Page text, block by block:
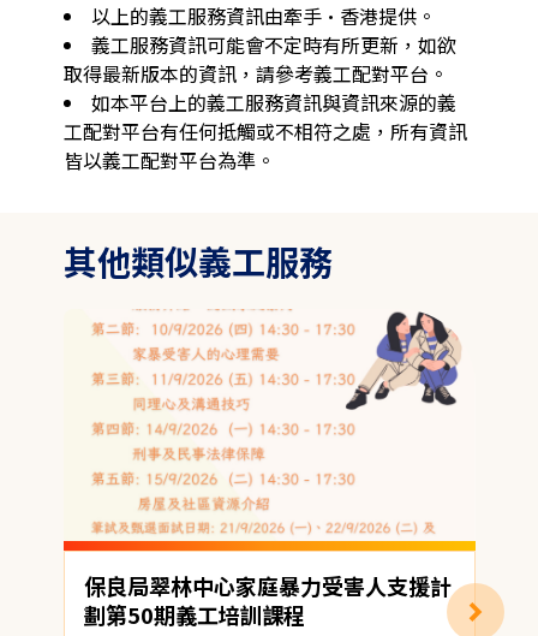
以上的義工服務資訊由牽手·香港提供。
義工服務資訊可能會不定時有所更新，如欲
取得最新版本的資訊，請參考義工配對平台。
如本平台上的義工服務資訊與資訊來源的義
工配對平台有任何抵觸或不相符之處，所有資訊
皆以義工配對平台為準。
其他類似義工服務
保良局翠林中心家庭暴力受害人支援計
劃第50期義工培訓課程